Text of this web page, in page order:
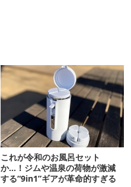
これが令和のお風呂セット
か…！ジムや温泉の荷物が激減
する“9in1”ギアが革命的すぎる